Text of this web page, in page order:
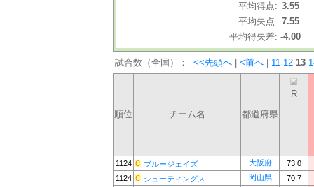
平均得点: 3.55
平均失点: 7.55
平均得失差: -4.00
試合数（全国）： <<先頭へ <前へ 11 12 13
順位 チーム名 都道府県
R
1124 ブルージェイズ 大阪府
73.0
1124
シューティングス 岡山県
70.7